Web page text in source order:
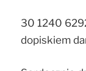
30 1240
dopiskiem